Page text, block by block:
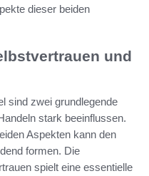
dieser beiden
und
sind zwei grundlegende
stark beeinflussen.
Aspekten kann den
formen. Die
spielt eine essentielle